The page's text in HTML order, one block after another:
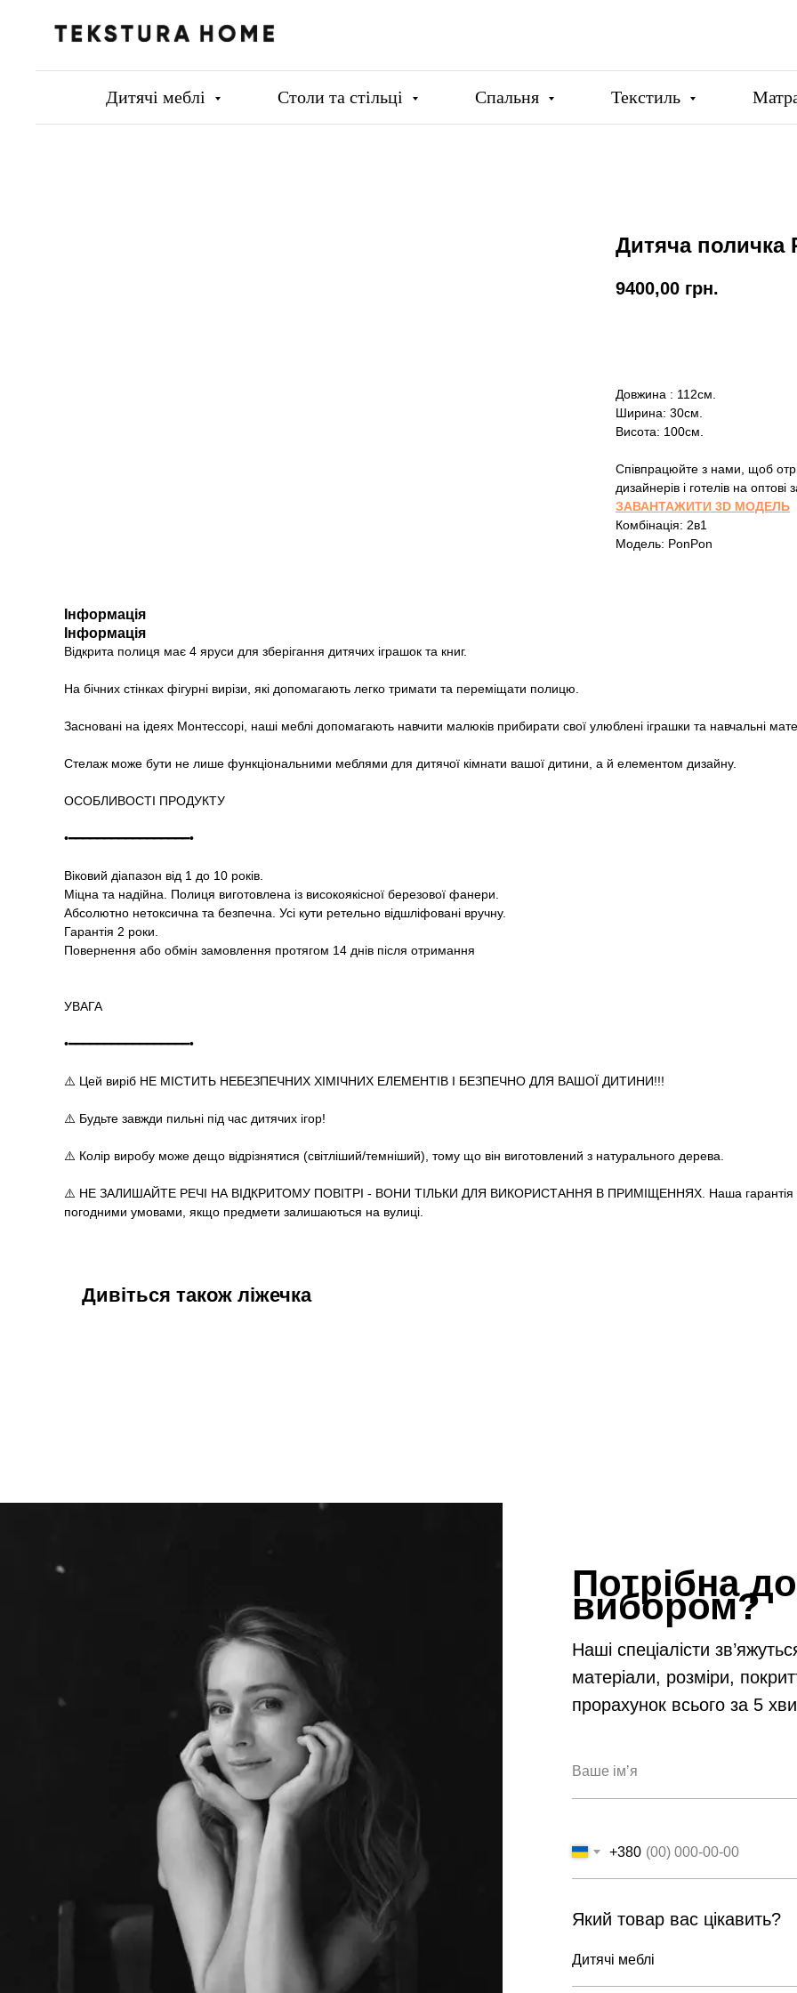
Дитячі меблі Столи та стільці Спальня Текстиль
Дитяча поличка
9400,00 грн.
Довжина : 112см.
Ширина: 30см.
Висота: 100см.
Співпрацюйте з нами, щоб
дизайнерів і готелів на оптові
ЗАВАНТАЖИТИ 3D МОДЕЛЬ
Комбінація: 2в1
Модель: PonPon
Інформація
Інформація
Відкрита полиця має 4 яруси для зберігання дитячих іграшок та книг.
На бічних стінках фігурні вирізи, які допомагають легко тримати та переміщати полицю.
Засновані на ідеях Монтессорі, наші меблі допомагають навчити малюків прибирати свої улюблені іграшки та навчальні
Стелаж може бути не лише функціональними меблями для дитячої кімнати вашої дитини, а й елементом дизайну.
ОСОБЛИВОСТІ ПРОДУКТУ
•━━━━━━━━━━━━━━━━━•
Віковий діапазон від 1 до 10 років.
Міцна та надійна. Полиця виготовлена із високоякісної березової фанери.
Абсолютно нетоксична та безпечна. Усі кути ретельно відшліфовані вручну.
Гарантія 2 роки.
Повернення або обмін замовлення протягом 14 днів після отримання
УВАГА
•━━━━━━━━━━━━━━━━━•
⚠️ Цей виріб НЕ МІСТИТЬ НЕБЕЗПЕЧНИХ ХІМІЧНИХ ЕЛЕМЕНТІВ І БЕЗПЕЧНО ДЛЯ ВАШОЇ ДИТИНИ!!!
⚠️ Будьте завжди пильні під час дитячих ігор!
⚠️ Колір виробу може дещо відрізнятися (світліший/темніший), тому що він виготовлений з натурального дерева.
⚠️ НЕ ЗАЛИШАЙТЕ РЕЧІ НА ВІДКРИТОМУ ПОВІТРІ - ВОНИ ТІЛЬКИ ДЛЯ ВИКОРИСТАННЯ В ПРИМІЩЕННЯХ. Наша гарантія
погодними умовами, якщо предмети залишаються на вулиці.
Дивіться також ліжечка
Потрібна
вибором?
Наші спеціалісти
матеріали, розміри,
прорахунок всього за 5
+380
Який товар вас цікавить?